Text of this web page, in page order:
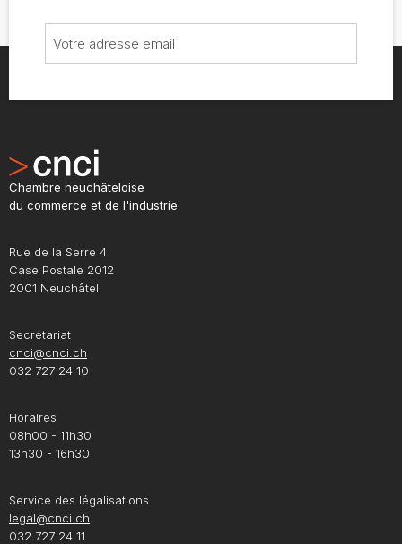
Chambre neuchâteloise
du commerce et de l'industrie
Rue de la Serre 4
Case Postale 2012
2001 Neuchâtel
Secrétariat
cnci@cnci.ch
032 727 24 10
Horaires
08h00 - 11h30
13h30 - 16h30
Service des légalisations
legal@cnci.ch
032 727 24 11